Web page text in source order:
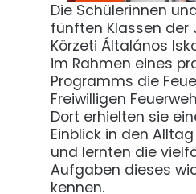
Die Schülerinnen
fünften Klassen der
Körzeti Általános
im Rahmen eines
Programms die
Freiwilligen
Dort erhielten sie
Einblick in den
und lernten die
Aufgaben dieses
kennen.